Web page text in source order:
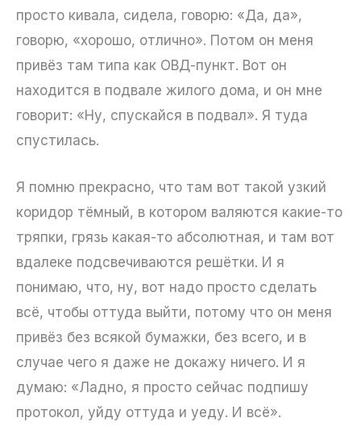
просто кивала, сидела, говорю: «Да, да»,
говорю, «хорошо, отлично». Потом он меня
привёз там типа как ОВД-пункт. Вот он
находится в подвале жилого дома, и он мне
говорит: «Ну, спускайся в подвал». Я туда
спустилась.
Я помню прекрасно, что там вот такой узкий
коридор тёмный, в котором валяются какие-то
тряпки, грязь какая-то абсолютная, и там вот
вдалеке подсвечиваются решётки. И я
понимаю, что, ну, вот надо просто сделать
всё, чтобы оттуда выйти, потому что он меня
привёз без всякой бумажки, без всего, и в
случае чего я даже не докажу ничего. И я
думаю: «Ладно, я просто сейчас подпишу
протокол, уйду оттуда и уеду. И всё».